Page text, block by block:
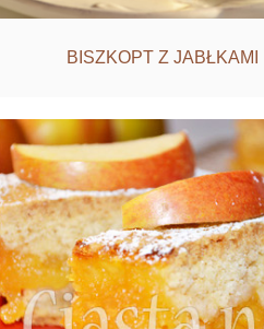
BISZKOPT Z JABŁKAMI